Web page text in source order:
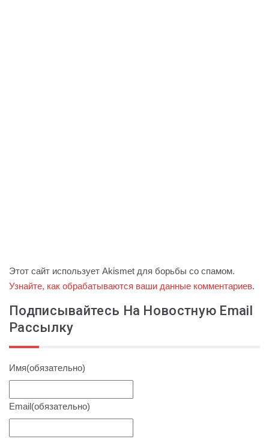
Этот сайт использует Akismet для борьбы со спамом.
Узнайте, как обрабатываются ваши данные комментариев.
Подписывайтесь На Новостную Email
Рассылку
Имя(обязательно)
Email(обязательно)